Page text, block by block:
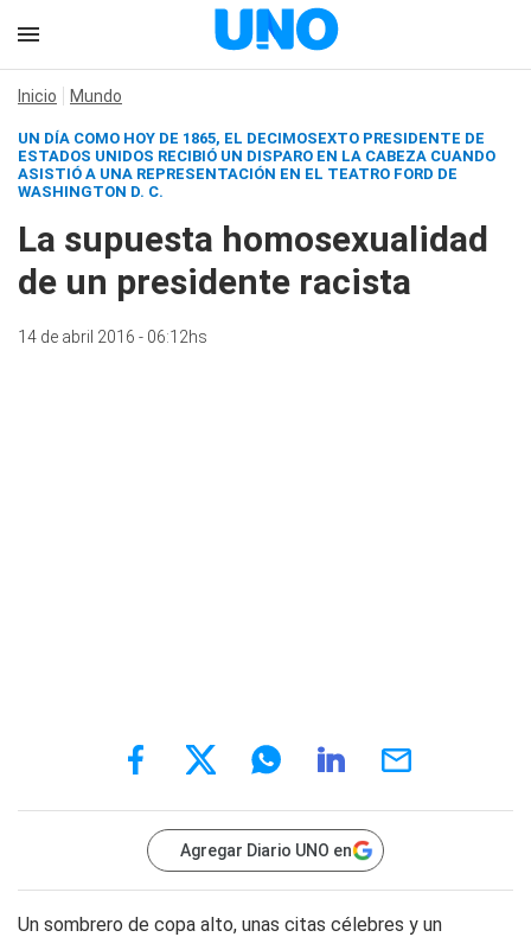
Inicio Mundo
UN DÍA COMO HOY DE 1865, EL DECIMOSEXTO PRESIDENTE DE
ESTADOS UNIDOS RECIBIÓ UN DISPARO EN LA CABEZA CUANDO
ASISTIÓ A UNA REPRESENTACIÓN EN EL TEATRO FORD DE
WASHINGTON D. C.
La supuesta homosexualidad
de un presidente racista
14 de abril 2016 - 06:12hs
Agregar Diario UNO en
Un sombrero de copa alto, unas citas célebres y un